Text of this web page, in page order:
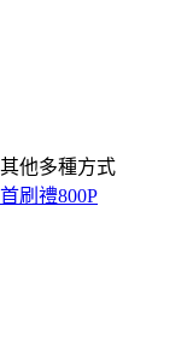
他多種方式
刷禮800P